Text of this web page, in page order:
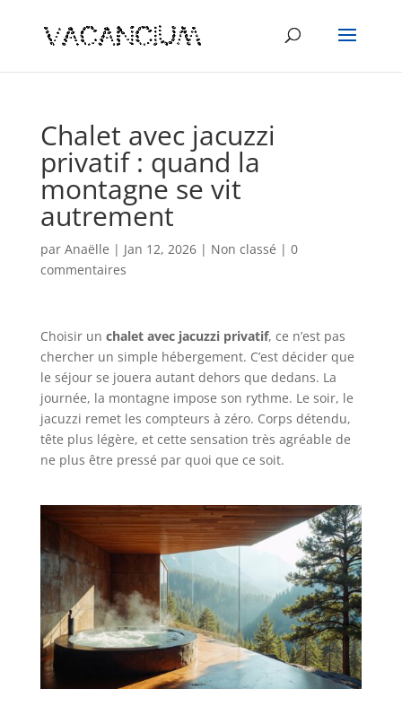
Chalet avec jacuzzi
privatif : quand la
montagne se vit
autrement
par Anaëlle | Jan 12, 2026| Non classé | 0
commentaires
Choisir un chalet avec jacuzzi privatif, ce n’est pas
chercher un simple hébergement. C’est décider que
le séjour se jouera autant dehors que dedans. La
journée, la montagne impose son rythme. Le soir, le
jacuzzi remet les compteurs à zéro. Corps détendu,
tête plus légère, et cette sensation très agréable de
ne plus être pressé par quoi que ce soit.